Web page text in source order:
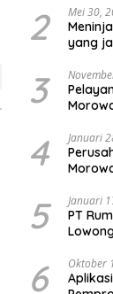
2 Mei 30,
yang
3
4 Januari
5 Januari
PT
6 Oktober